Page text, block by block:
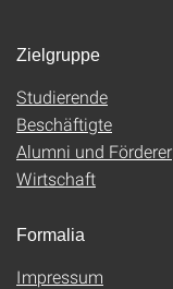
Zielgruppe
Studierende
Beschäftigte
Alumni und Förderer
Wirtschaft
Formalia
Impressum